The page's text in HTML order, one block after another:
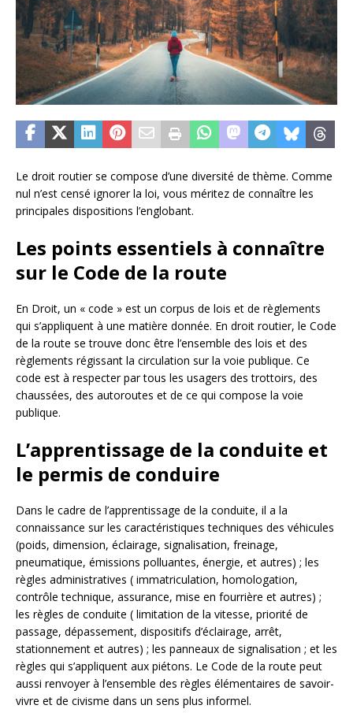
Le droit routier se compose d’une diversité de thème. Comme
nul n’est censé ignorer la loi, vous méritez de connaître les
principales dispositions l’englobant.
Les points essentiels à connaître
sur le Code de la route
En Droit, un « code » est un corpus de lois et de règlements
qui s’appliquent à une matière donnée. En droit routier, le Code
de la route se trouve donc être l’ensemble des lois et des
règlements régissant la circulation sur la voie publique. Ce
code est à respecter par tous les usagers des trottoirs, des
chaussées, des autoroutes et de ce qui compose la voie
publique.
L’apprentissage de la conduite et
le permis de conduire
Dans le cadre de l’apprentissage de la conduite, il a la
connaissance sur les caractéristiques techniques des véhicules
(poids, dimension, éclairage, signalisation, freinage,
pneumatique, émissions polluantes, énergie, et autres) ; les
règles administratives ( immatriculation, homologation,
contrôle technique, assurance, mise en fourrière et autres) ;
les règles de conduite ( limitation de la vitesse, priorité de
passage, dépassement, dispositifs d’éclairage, arrêt,
stationnement et autres) ; les panneaux de signalisation ; et les
règles qui s’appliquent aux piétons. Le Code de la route peut
aussi renvoyer à l’ensemble des règles élémentaires de savoir-
vivre et de civisme dans un sens plus informel.